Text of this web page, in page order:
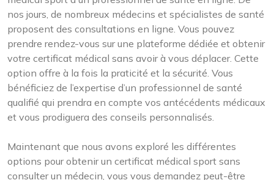
nos jours, de nombreux médecins et spécialistes de santé
proposent des consultations en ligne. Vous pouvez
prendre rendez-vous sur une plateforme dédiée et obtenir
votre certificat médical sans avoir à vous déplacer. Cette
option offre à la fois la praticité et la sécurité. Vous
bénéficiez de l’expertise d’un professionnel de santé
qualifié qui prendra en compte vos antécédents médicaux
et vous prodiguera des conseils personnalisés.
Maintenant que nous avons exploré les différentes
options pour obtenir un certificat médical sport sans
consulter un médecin, vous vous demandez peut-être